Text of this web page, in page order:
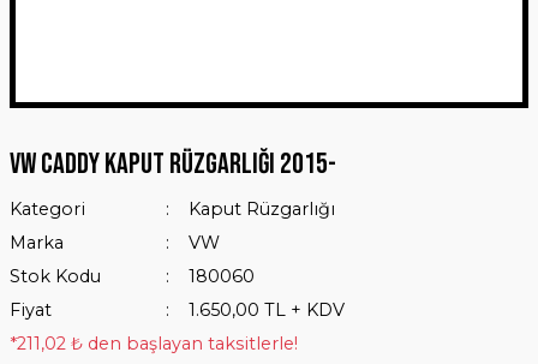
VW Caddy Kaput Rüzgarlığı 2015-
Kategori
Kaput Rüzgarlığı
Marka
VW
Stok Kodu
180060
Fiyat
1.650,00 TL + KDV
*211,02 ₺ den başlayan taksitlerle!